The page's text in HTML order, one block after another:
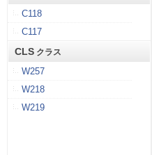
C118
C117
CLS クラス
W257
W218
W219